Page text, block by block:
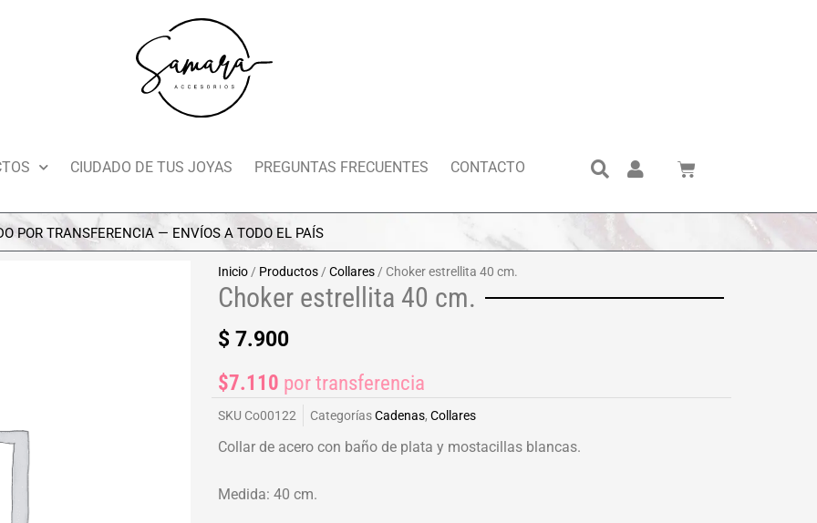
CIUDADO DE TUS JOYAS PREGUNTAS FRECUENTES CONTACTO Search
Cart
TRANSFERENCIA — ENVÍOS A TODO EL PAÍS
Inicio / Productos / Collares / Choker estrellita 40 cm.
Choker estrellita 40 cm.
$ 7.900
$7.110 por transferencia
SKU Co00122 CategoríasCadenas, Collares
Collar de acero con baño de plata y mostacillas blancas.
Medida: 40 cm.